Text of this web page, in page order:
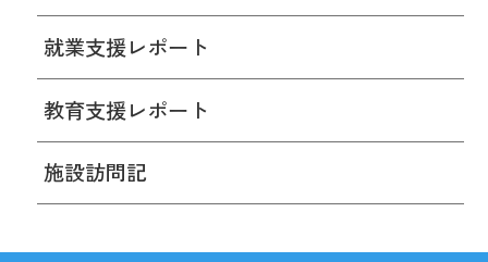
就業支援レポート
教育支援レポート
施設訪問記